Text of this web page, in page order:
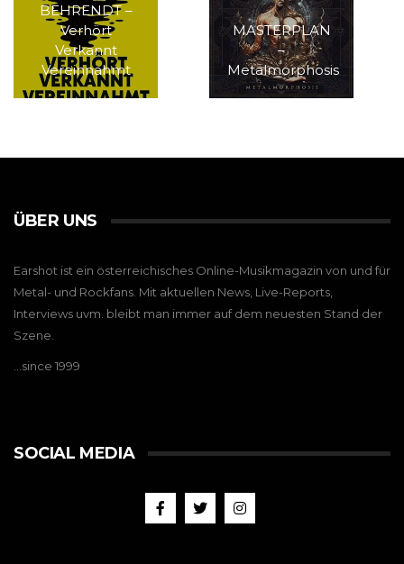
BEHRENDT –
Verhört
Verkannt
Vereinnahmt
MASTERPLAN
–
Metalmorphosis
ÜBER UNS
Earshot ist ein österreichisches Online-Musikmagazin von und für
Metal- und Rockfans. Mit aktuellen News, Live-Reports,
Interviews uvm. bleibt man immer auf dem neuesten Stand der
Szene.
…since 1999
SOCIAL MEDIA